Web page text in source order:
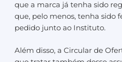
que a marca já tenha sido
que, pelo menos, tenha sido
pedido junto ao Instituto.
Além disso, a Circular de